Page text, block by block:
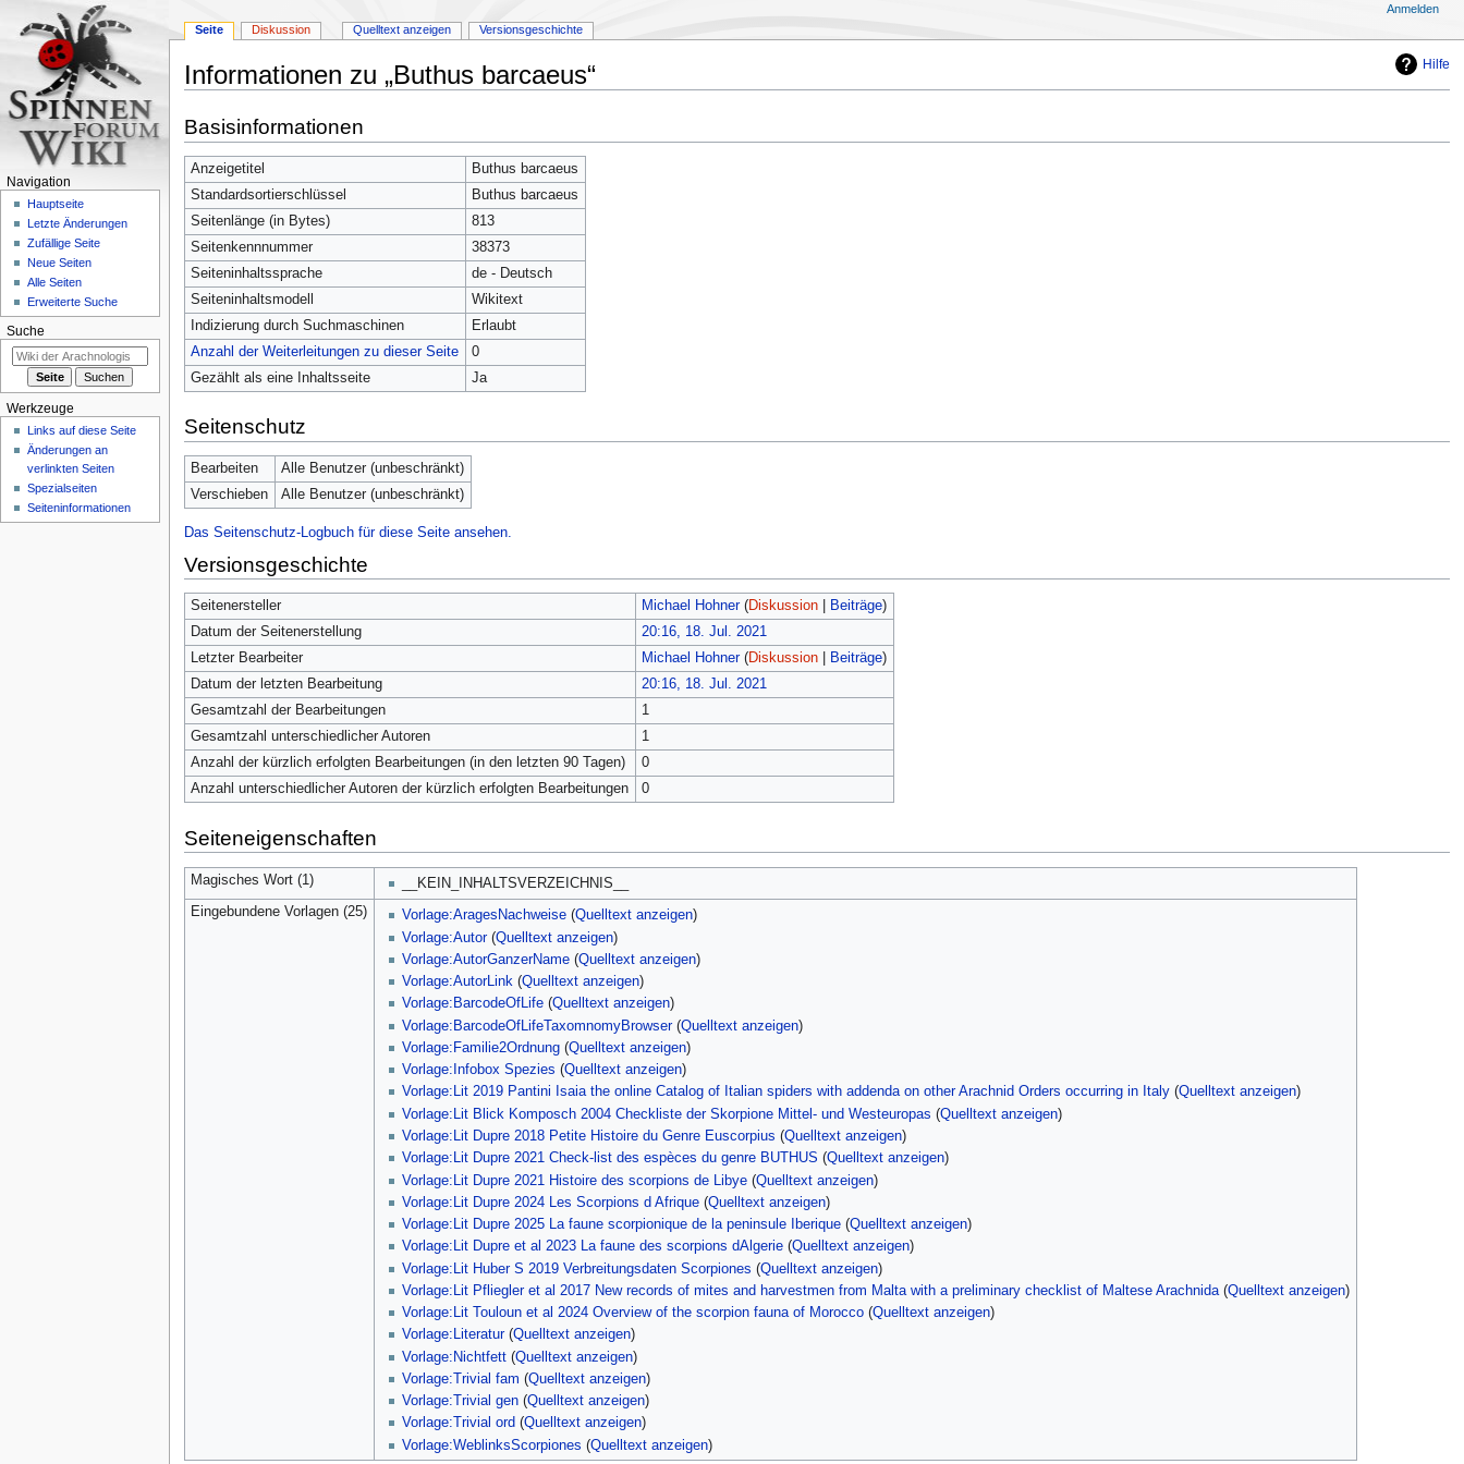
Hilfe
Informationen zu „Buthus barcaeus“
Navigation
springen
Suche
springen
Basisinformationen
Anzeigetitel
Buthus barcaeus
Standardsortierschlüssel
Buthus barcaeus
Seitenlänge (in Bytes)
813
Seitenkennnummer
38373
Seiteninhaltssprache
de - Deutsch
Seiteninhaltsmodell
Wikitext
Indizierung durch Suchmaschinen
Erlaubt
Anzahl der Weiterleitungen zu dieser Seite
0
Gezählt als eine Inhaltsseite
Ja
Seitenschutz
Bearbeiten
Alle Benutzer (unbeschränkt)
Verschieben
Alle Benutzer (unbeschränkt)
Das Seitenschutz-Logbuch für diese Seite ansehen.
Versionsgeschichte
Seitenersteller Michael Hohner (Diskussion| Beiträge)
Datum der Seitenerstellung
20:16, 18. Jul. 2021
Letzter Bearbeiter
Michael Hohner (Diskussion| Beiträge)
Datum der letzten Bearbeitung
20:16, 18. Jul. 2021
Gesamtzahl der Bearbeitungen
1
Gesamtzahl unterschiedlicher Autoren
1
Anzahl der kürzlich erfolgten Bearbeitungen (in den letzten 90 Tagen)
0
Anzahl unterschiedlicher Autoren der kürzlich erfolgten Bearbeitungen
0
Seiteneigenschaften
Magisches Wort (1)
__KEIN_INHALTSVERZEICHNIS__
Eingebundene Vorlagen (25)
Vorlage:AragesNachweise (Quelltext anzeigen)
Vorlage:Autor(Quelltext anzeigen)
Vorlage:AutorGanzerName (Quelltext anzeigen)
Vorlage:AutorLink (Quelltext anzeigen)
Vorlage:BarcodeOfLife (Quelltext anzeigen)
Vorlage:BarcodeOfLifeTaxomnomyBrowser(Quelltext anzeigen)
Vorlage:Familie2Ordnung (Quelltext anzeigen)
Vorlage:Infobox Spezies (Quelltext anzeigen)
Vorlage:Lit 2019 Pantini Isaia the online Catalog of Italian spiders with addenda on other Arachnid Orders occurring in Italy (Quelltext anzeigen)
Vorlage:Lit Blick Komposch 2004 Checkliste der Skorpione Mittel- und Westeuropas (Quelltext anzeigen)
Vorlage:Lit Dupre 2018 Petite Histoire du Genre Euscorpius (Quelltext anzeigen)
Vorlage:Lit Dupre 2021 Check-list des espèces du genre BUTHUS (Quelltext anzeigen)
Vorlage:Lit Dupre 2021 Histoire des scorpions de Libye (Quelltext anzeigen)
Vorlage:Lit Dupre 2024 Les Scorpions d Afrique (Quelltext anzeigen)
Vorlage:Lit Dupre 2025 La faune scorpionique de la peninsule Iberique (Quelltext anzeigen)
Vorlage:Lit Dupre et al 2023 La faune des scorpions dAlgerie (Quelltext anzeigen)
Vorlage:Lit Huber S 2019 Verbreitungsdaten Scorpiones (Quelltext anzeigen)
Vorlage:Lit Pfliegler et al 2017 New records of mites and harvestmen from Malta with a preliminary checklist of Maltese Arachnida(Quelltext anzeigen)
Vorlage:Lit Touloun et al 2024 Overview of the scorpion fauna of Morocco (Quelltext anzeigen)
Vorlage:Literatur(Quelltext anzeigen)
Vorlage:Nichtfett (Quelltext anzeigen)
Vorlage:Trivial fam (Quelltext anzeigen)
Vorlage:Trivial gen (Quelltext anzeigen)
Vorlage:Trivial ord (Quelltext anzeigen)
Vorlage:WeblinksScorpiones (Quelltext anzeigen)
Seite Diskussion Quelltext anzeigen Versionsgeschichte
Anmelden
Navigation
Hauptseite
Letzte Änderungen
Zufällige Seite
Neue Seiten
Alle Seiten
Erweiterte Suche
Suche
Werkzeuge
Links auf diese Seite
Änderungen an
verlinkten Seiten
Spezialseiten
Seiten­­informationen